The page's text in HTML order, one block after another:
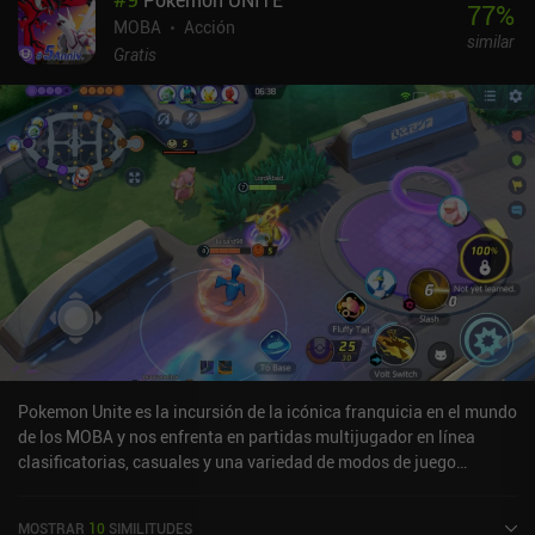
hora de crear un buen flujo de dificultad haciendo que los niveles
largos vayan seguidos de niveles más cortos y fáciles. Del mismo
introducen nuevos enemigos con ataques únicos evita que los
niveles se hagan demasiado repetitivos. Los modos de juego de
defensa de torres y cooperativo también añaden un soplo de aire
fresco al género y son bastante divertidos. Por desgracia, no hay
forma de jugar con amigos, lo que hace que el multijugador tenga
menos sentido.Legends of Libra se monetiza mediante iAPs para
obtener una moneda premium que se puede gastar en runas de
revivir, oro o cofres de botín. Aunque progresar como jugador libre
es relativamente fácil, el sistema de energía que nos limita a
cuatro carreras a menos que esperemos o paguemos frustrará a
algunos jugadores.Aunque temo que se introduzcan muros de
pago en el futuro, el pulido bucle central del juego lo convierte
actualmente en una gran elección para cualquiera que disfrutara
con Archero.
MOBA
Acción
Gratis
77%
similar
Pokemon Unite es la incursión de la icónica franquicia en el mundo
de los MOBA y nos enfrenta en partidas multijugador en línea
clasificatorias, casuales y una variedad de modos de juego
MOSTRAR 10 SIMILITUDES